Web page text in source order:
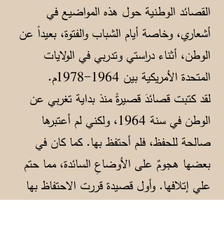
القصائد الوطنية حول هذه المواضيع في
أشعاري، وخاصة أيام الشباب والفتوة، بعيداً عن
الوطن، أثناء دراستي وتدربي في الولايات
المتحدة الأمريكية بين 1964-1978
م.
لقد كتبت قصائدَ قصيرةً منذ بداية تغربي عن
الوطن في سنة 1964، ولكني لم أعتبرها
صالحة للحفظ، فلم أحتفظ بها. كما كان في
بعضها هجومٌ على الأوضاعِ السائدة، مما حتم
علي إتلافها. وأول قصيدة قررت الاحتفاظ بها
للذكرى وكتبتها في دفتر خاص احتفظت به في